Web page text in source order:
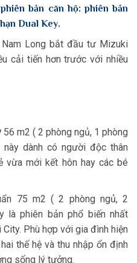
bản căn hộ: phiên bản
Dual Key.
Long bắt đầu tư Mizuki
cải tiến hơn trước với nhiều
56 m2 ( 2 phòng ngủ, 1 phòng
dành có người độc thân
vừa mới kết hôn hay các bé
75 m2 ( 2 phòng ngủ, 2
là phiên bản phổ biến nhất
Phù hợp với gia đình hiện
thế hệ và thu nhập ổn định
sống lý tưởng.